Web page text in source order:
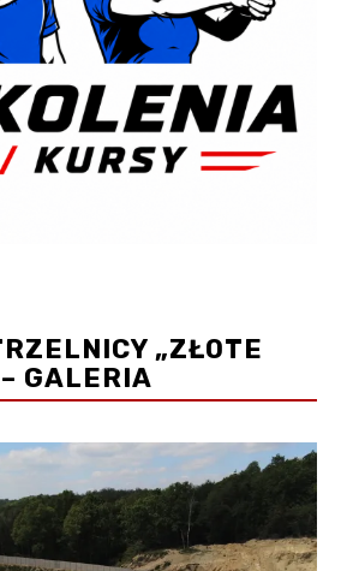
„ZŁOTE
GALERIA